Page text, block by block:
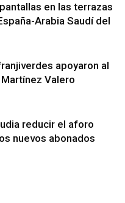
en las terrazas
Arabia Saudí del
apoyaron al
Valero
reducir el aforo
nuevos abonados